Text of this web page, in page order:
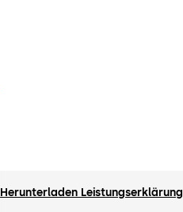
Herunterladen